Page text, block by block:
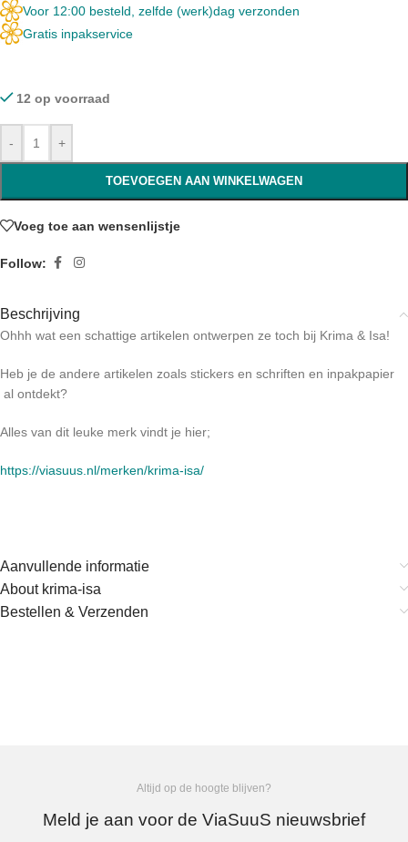
Voor 12:00 besteld, zelfde (werk)dag verzonden
Gratis inpakservice
12 op voorraad
- +
TOEVOEGEN AAN WINKELWAGEN
Voeg toe aan wensenlijstje
Follow:
Beschrijving
Ohhh wat een schattige artikelen ontwerpen ze toch bij Krima & Isa!
Heb je de andere artikelen zoals stickers en schriften en inpakpapier
al ontdekt?
Alles van dit leuke merk vindt je hier;
https://viasuus.nl/merken/krima-isa/
Aanvullende informatie
About krima-isa
Bestellen & Verzenden
Altijd op de hoogte blijven?
Meld je aan voor de ViaSuuS nieuwsbrief